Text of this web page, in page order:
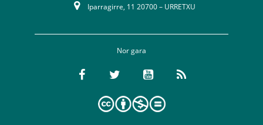
Iparragirre, 11 20700 – URRETXU
Nor gara